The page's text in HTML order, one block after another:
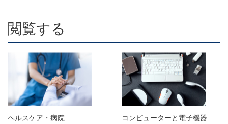
閲覧する
ヘルスケア・病院 コンピューターと電子機器